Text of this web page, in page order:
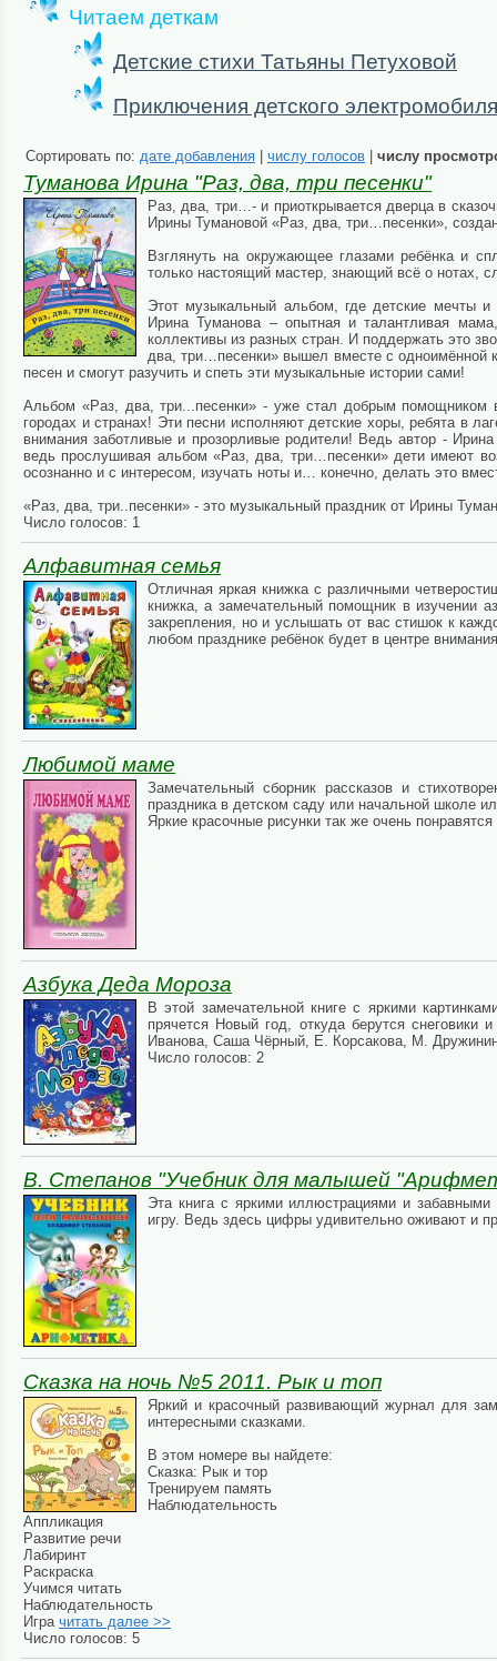
Читаем деткам
Детские стихи Татьяны Петуховой
Приключения детского
Сортировать по: дате добавления числу голосов числу
Туманова Ирина "Раз, два, три песенки"
Раз, два, три…- и приоткрывается дверца в
Ирины Тумановой «Раз, два, три…песенки»,
Взглянуть на окружающее глазами ребёнка и
только настоящий мастер, знающий всё о нотах,
Этот музыкальный альбом, где детские мечты
Ирина Туманова – опытная и талантливая
коллективы из разных стран. И поддержать это
два, три…песенки» вышел вместе с одноимённой
песен и смогут разучить и спеть эти музыкальные истории сами!
Альбом «Раз, два, три...песенки» - уже стал добрым помощником
городах и странах! Эти песни исполняют детские хоры, ребята в
внимания заботливые и прозорливые родители! Ведь автор -
ведь прослушивая альбом «Раз, два, три…песенки» дети имеют
осознанно и с интересом, изучать ноты и… конечно, делать это
«Раз, два, три..песенки» - это музыкальный праздник от Ирины
Число голосов: 1
Алфавитная семья
Отличная яркая книжка с различными
книжка, а замечательный помощник в изучении
закрепления, но и услышать от вас стишок к
любом празднике ребёнок будет в центре
Любимой маме
Замечательный сборник рассказов и
праздника в детском саду или начальной школе
Яркие красочные рисунки так же очень
Азбука Деда Мороза
В этой замечательной книге с яркими
прячется Новый год, откуда берутся
Иванова, Саша Чёрный, Е. Корсакова, М.
Число голосов: 2
В. Степанов "Учебник для малышей
Эта книга с яркими иллюстрациями и
игру. Ведь здесь цифры удивительно оживают и
Сказка на ночь №5 2011. Рык и топ
Яркий и красочный развивающий журнал для
интересными сказками.
В этом номере вы найдете:
Сказка: Рык и тор
Тренируем память
Наблюдательность
Аппликация
Развитие речи
Лабиринт
Раскраска
Учимся читать
Наблюдательность
Игра читать далее >>
Число голосов: 5